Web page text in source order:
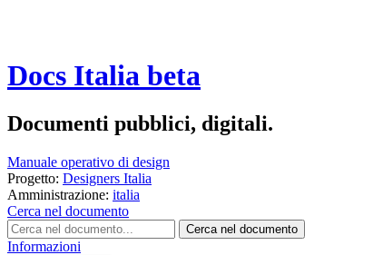
Docs Italia beta
Documenti pubblici, digitali.
Manuale operativo di design
Progetto: Designers Italia
Amministrazione: italia
Cerca nel documento
Cerca nel documento
Informazioni